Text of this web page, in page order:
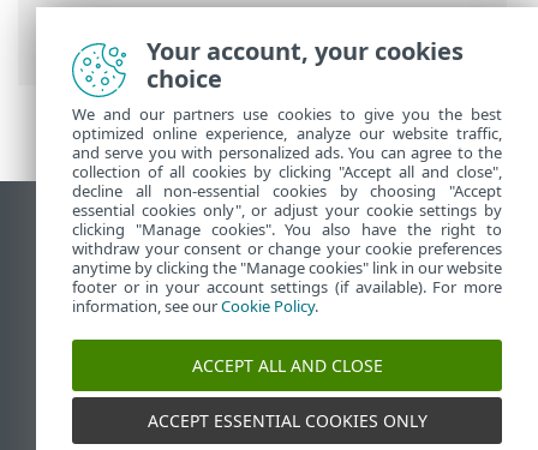
Pomoc online ESET>ESET NOD32
Antivirus
>Instalacja
Wyświetl witrynę internetową dla
komputerów
End of Life
Baza wiedzy ESET
Forum ESET
ESET Status Portal
Pomoc regionalna
Your account, your cookies
choice
We and our partners use cookies to give you the best
optimized online experience, analyze our website traffic,
and serve you with personalized ads. You can agree to the
collection of all cookies by clicking "Accept all and close",
decline all non-essential cookies by choosing "Accept
essential cookies only", or adjust your cookie settings by
clicking "Manage cookies". You also have the right to
withdraw your consent or change your cookie preferences
anytime by clicking the "Manage cookies" link in our website
footer or in your account settings (if available). For more
information, see ourCookie Policy.
ACCEPT ALL AND CLOSE
ACCEPT ESSENTIAL COOKIES ONLY